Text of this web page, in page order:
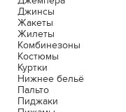
Джинсы
Жакеты
Жилеты
Комбинезоны
Костюмы
Куртки
Нижнее бельё
Пальто
Пиджаки